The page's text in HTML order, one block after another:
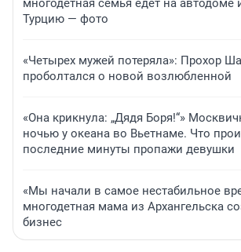
многодетная семья едет на автодоме
Турцию — фото
«Четырех мужей потеряла»: Прохор
проболтался о новой возлюбленной
«Она крикнула: „Дядя Боря!“»
ночью у океана во Вьетнаме. Что
последние минуты пропажи девушки
«Мы начали в самое нестабильное
многодетная мама из Архангельска
бизнес